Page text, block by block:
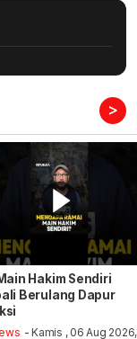
>
Hakim Sendiri
Berulang Dapur
- Kamis , 06 Aug 2026,